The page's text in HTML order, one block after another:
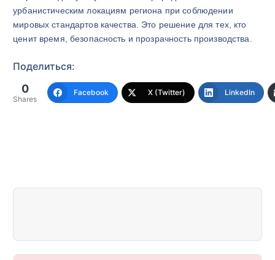
урбанистическим локациям региона при соблюдении
мировых стандартов качества. Это решение для тех, кто
ценит время, безопасность и прозрачность производства.
Поделиться:
0
Shares
Facebook X (Twitter) LinkedIn